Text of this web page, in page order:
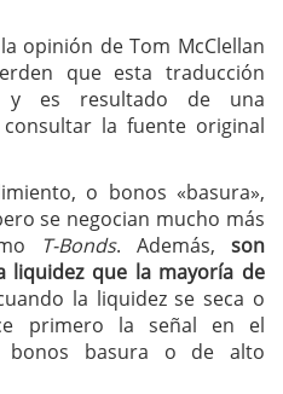
opinión de Tom McClellan
que esta traducción
y es resultado de una
la fuente original
o bonos «basura»,
se negocian mucho más
T-Bonds. Además, son
liquidez que la mayoría de
la liquidez se seca o
primero la señal en el
bonos basura o de alto